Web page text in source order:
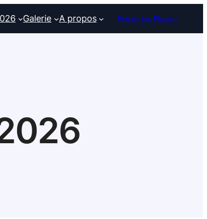
Galerie A propos Prends tes Places !